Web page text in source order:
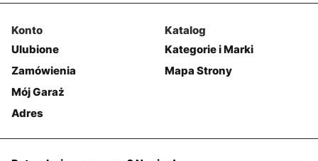
Konto
Ulubione
Zamówienia
Mój Garaż
Adres
Katalog
Kategorie i Marki
Mapa Strony